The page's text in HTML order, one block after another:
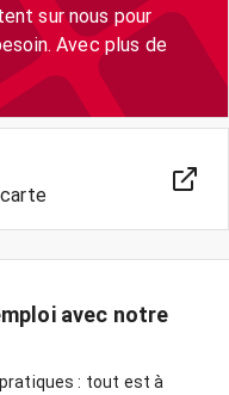
sur nous pour
Avec plus de
avec notre
: tout est à